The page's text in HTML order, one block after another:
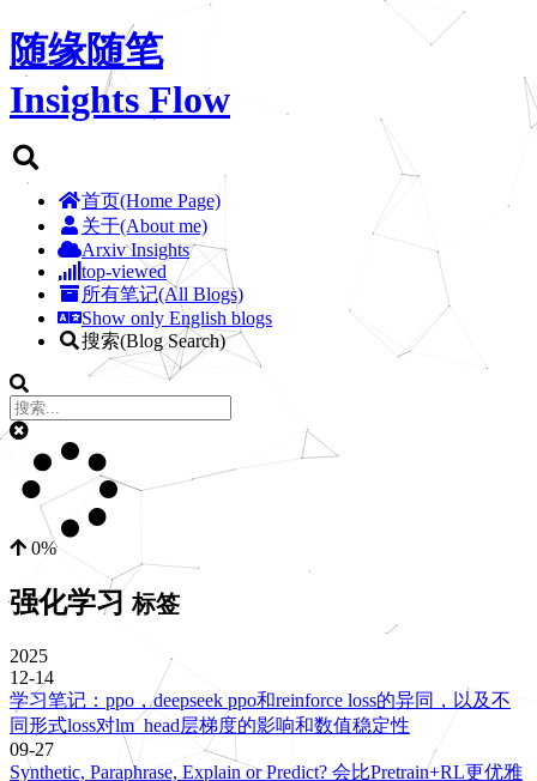
随缘随笔
Insights Flow
首页(Home Page)
关于(About me)
Arxiv Insights
top-viewed
所有笔记(All Blogs)
Show only English blogs
搜索(Blog Search)
0%
强化学习标签
2025
12-14
学习笔记：ppo，deepseek ppo和reinforce loss的异同，以及不
同形式loss对lm_head层梯度的影响和数值稳定性
09-27
Synthetic, Paraphrase, Explain or Predict? 会比Pretrain+RL更优雅